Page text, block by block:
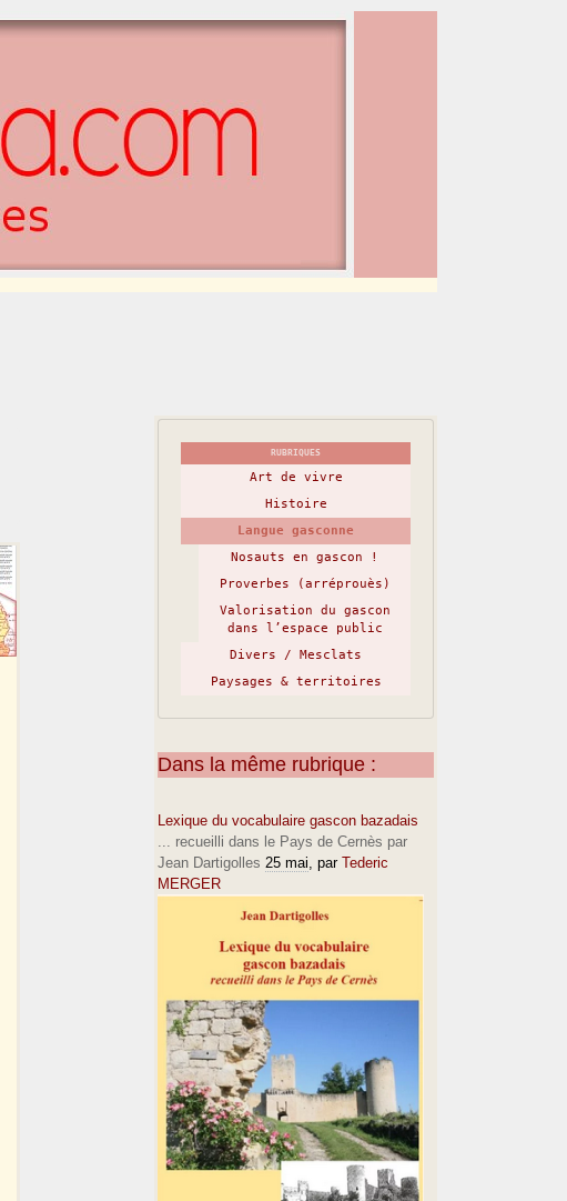
RUBRIQUES
Art de vivre
Histoire
Langue gasconne
Nosauts en gascon !
Proverbes (arréprouès)
Valorisation du gascon
dans l’espace public
Divers / Mesclats
Paysages & territoires
Dans la même rubrique :
Lexique du vocabulaire gascon bazadais
... recueilli dans le Pays de Cernès par
Jean Dartigolles 25 mai, par Tederic
MERGER